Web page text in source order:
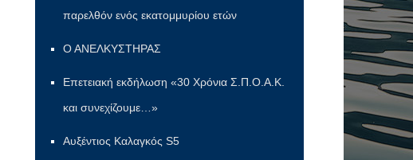
παρελθόν ενός εκατομμυρίου ετών
Ο ΑΝΕΛΚΥΣΤΗΡΑΣ
Επετειακή εκδήλωση «30 Χρόνια Σ.Π.Ο.Α.Κ.
και συνεχίζουμε…»
Αυξέντιος Καλαγκός S5